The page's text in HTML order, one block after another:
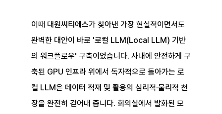
이때 대원씨티에스가 찾아낸 가장 현실적이면서도
완벽한 대안이 바로 '로컬 LLM(Local LLM) 기반
의 워크플로우' 구축이었습니다. 사내에 안전하게 구
축된 GPU 인프라 위에서 독자적으로 돌아가는 로
컬 LLM은 데이터 적재 및 활용의 심리적·물리적 천
장을 완전히 걷어내 줍니다. 회의실에서 발화된 모